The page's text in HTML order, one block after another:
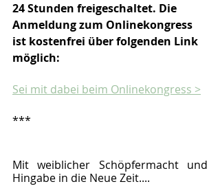
24 Stunden freigeschaltet. Die
Anmeldung zum Onlinekongress
ist kostenfrei über folgenden Link
möglich:
Sei mit dabei beim Onlinekongress >
***
Mit weiblicher Schöpfermacht und
Hingabe in die Neue Zeit....